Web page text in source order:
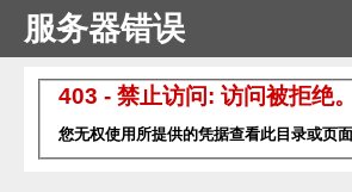
服务器错误
403 - 禁止访问: 访问被拒绝。
您无权使用所提供的凭据查看此目录或页面